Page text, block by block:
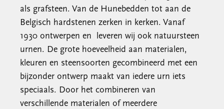
als grafsteen. Van de Hunebedden tot aan de
Belgisch hardstenen zerken in kerken. Vanaf
1930 ontwerpen en leveren wij ook natuursteen
urnen. De grote hoeveelheid aan materialen,
kleuren en steensoorten gecombineerd met een
bijzonder ontwerp maakt van iedere urn iets
speciaals. Door het combineren van
verschillende materialen of meerdere